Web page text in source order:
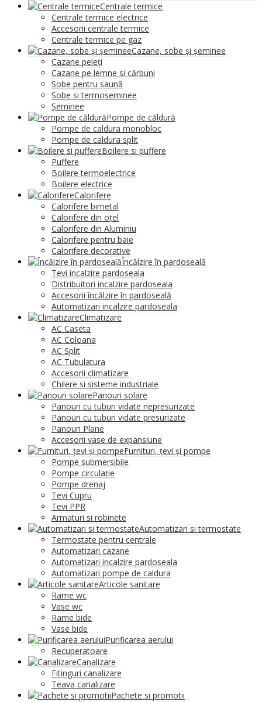
Centrale termice
Centrale termice electrice
Accesorii centrale termice
Centrale termice pe gaz
Cazane, sobe și șeminee
Cazane peleți
Cazane pe lemne si cărbuni
Sobe pentru saună
Sobe si termoseminee
Șeminee
Pompe de căldură
Pompe de caldura monobloc
Pompe de caldura split
Boilere si puffere
Puffere
Boilere termoelectrice
Boilere electrice
Calorifere
Calorifere bimetal
Calorifere din oțel
Calorifere din Aluminiu
Calorifere pentru baie
Calorifere decorative
Încălzire în pardoseală
Tevi incalzire pardoseala
Distribuitori incalzire pardoseala
Accesorii încălzire în pardoseală
Automatizari incalzire pardoseala
Climatizare
AC Caseta
AC Coloana
AC Split
AC Tubulatura
Accesorii climatizare
Chilere si sisteme industriale
Panouri solare
Panouri cu tuburi vidate nepresurizate
Panouri cu tuburi vidate presurizate
Panouri Plane
Accesorii vase de expansiune
Furnituri, țevi și pompe
Pompe submersibile
Pompe circulație
Pompe drenaj
Tevi Cupru
Tevi PPR
Armaturi si robinete
Automatizari si termostate
Termostate pentru centrale
Automatizari cazane
Automatizari incalzire pardoseala
Automatizari pompe de caldura
Articole sanitare
Rame wc
Vase wc
Rame bide
Vase bide
Purificarea aerului
Recuperatoare
Canalizare
Fitinguri canalizare
Teava canalizare
Pachete si promotii